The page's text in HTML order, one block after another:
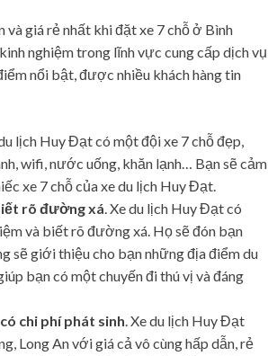
và giá rẻ nhất khi đặt xe 7 chỗ ở Bình
nghiệm trong lĩnh vực cung cấp dịch vụ
nổi bật, được nhiều khách hàng tin
lịch Huy Đạt có một đội xe 7 chỗ đẹp,
wifi, nước uống, khăn lạnh… Bạn sẽ cảm
xe 7 chỗ của xe du lịch Huy Đạt.
rõ đường xá. Xe du lịch Huy Đạt có
và biết rõ đường xá. Họ sẽ đón bạn
sẽ giới thiệu cho bạn những địa điểm du
bạn có một chuyến đi thú vị và đáng
chi phí phát sinh. Xe du lịch Huy Đạt
Long An với giá cả vô cùng hấp dẫn, rẻ